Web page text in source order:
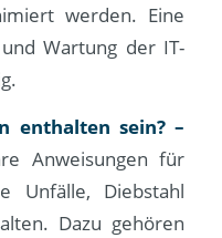
werden. Eine
Wartung der IT-
enthalten sein? –
Anweisungen für
Unfälle, Diebstahl
Dazu gehören